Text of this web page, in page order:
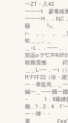
一ZT・入
一一一t 蓼
一一一H．．lljC
騒 ㍉、
i− ，， ， ＿闇
蛤＿＿」＿ ×
＿−L．．一
部晶oヲ
鞍難震働 鍔《
＿＿L−一．一i
ft’FYF22（珍・
一・華藍蔦．＿
鍼一＿一一國
− 1．8霧纏影
雛…？…2
一・嘩・・ −tt
萎 FeeY騒2